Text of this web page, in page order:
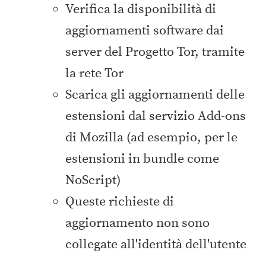
Verifica la disponibilità di
aggiornamenti software dai
server del Progetto Tor, tramite
la rete Tor
Scarica gli aggiornamenti delle
estensioni dal servizio Add-ons
di Mozilla (ad esempio, per le
estensioni in bundle come
NoScript)
Queste richieste di
aggiornamento non sono
collegate all'identità dell'utente